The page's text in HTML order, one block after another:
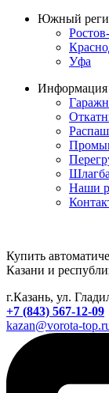
Южный
Уфа
Информация
Наши
Купить
Казани и
г.Казань, ул.
+7 (843) 567-12-09
kazan@vorota-